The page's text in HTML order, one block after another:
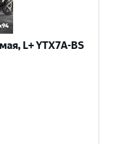
L+ YTX7A-BS